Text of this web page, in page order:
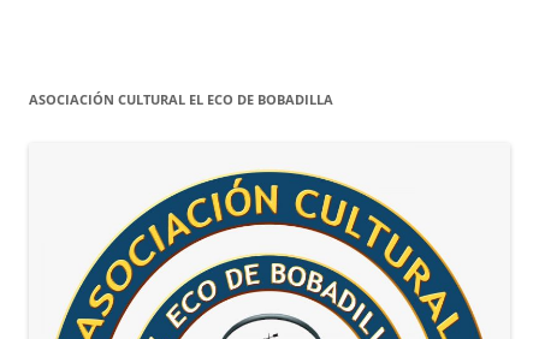
ASOCIACIÓN CULTURAL EL ECO DE BOBADILLA